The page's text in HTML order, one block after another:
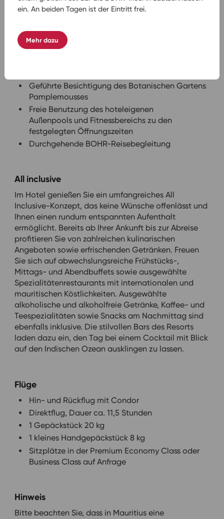
Chamarel
1x Rumverkostung
Westküste
Ganztägige Reiseleitung beim Ausflug
Geführte Besichtigung des Botanischen Gartens
Pamplemousses
Freie Benutzung des hoteleigenen
Außenpools und Fitnessbereichs zu den
festgelegten Öffnungszeiten
Durchgehende BOHR-Reisebegleitung
All inclusive
Im Hotel genießen Sie ein umfangreiches All
Inclusive-Konzept, das keine Wünsche offenlässt und
Ihnen einen rundum entspannten Aufenthalt
ermöglicht. Bereits ab Ihrer Ankunft bis zur Abreise
profitieren Sie von zahlreichen kulinarischen
Angeboten sowie erfrischenden Getränken. Freuen
Sie sich auf abwechslungsreiche Frühstücks-,
Mittags- und Abendbuffets sowie ausgewählte
Spezialitätenrestaurants mit internationalen und
mauritischen Köstlichkeiten. Ausgewählte
alkoholische und alkoholfreie Getränke, Kaffee- und
Teespezialitäten sowie Snacks am Nachmittag sind
ebenfalls inklusive. Die stilvollen Bars des Resorts
laden dazu ein, den Tag bei einem Cocktail mit Blick
auf den Indischen Ozean ausklingen zu lassen.
Flüge
Hin- und Rückflug mit Condor
Direktflug, Dauer ca. 11,5 Stunden
1 Gepäckstück 20 kg
1 kleines Handgepäckstück 8 kg
Sitzplätze in der Premium Economy Class oder
Business Class auf Anfrage
Hinweis
Bitte beachten Sie, dass in Mauritius eine
ein. An beiden Tagen ist der Eintritt frei.
Mehr dazu